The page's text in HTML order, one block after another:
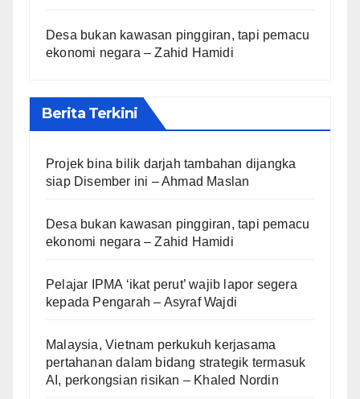
Desa bukan kawasan pinggiran, tapi pemacu
ekonomi negara – Zahid Hamidi
Berita Terkini
Projek bina bilik darjah tambahan dijangka
siap Disember ini – Ahmad Maslan
Desa bukan kawasan pinggiran, tapi pemacu
ekonomi negara – Zahid Hamidi
Pelajar IPMA ‘ikat perut’ wajib lapor segera
kepada Pengarah – Asyraf Wajdi
Malaysia, Vietnam perkukuh kerjasama
pertahanan dalam bidang strategik termasuk
AI, perkongsian risikan – Khaled Nordin